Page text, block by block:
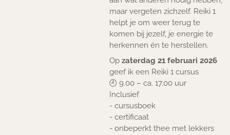
maar vergeten zichzelf. Reiki 1
helpt je om weer terug te
komen bij jezelf, je energie te
herkennen én te herstellen.
Op zaterdag 21 februari 2026
geef ik een Reiki 1 cursus
🕘 9.00 – ca. 17.00 uur
Inclusief
- cursusboek
- certificaat
- onbeperkt thee met lekkers